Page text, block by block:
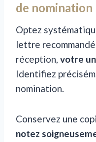
de nomination
Optez
lettre
réception, votre
Identifiez
nomination.
Conservez une
notez